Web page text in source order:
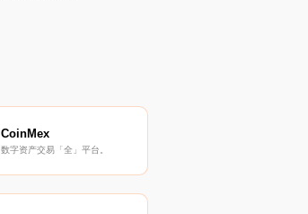
CoinMex
数字资产交易「全」平台。